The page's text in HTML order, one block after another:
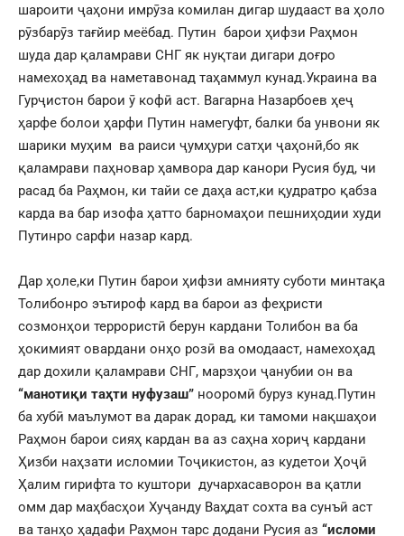
шароити ҷаҳони имрӯза комилан дигар шудааст ва ҳоло
рӯзбарӯз тағйир меёбад. Путин барои ҳифзи Раҳмон
шуда дар қаламрави СНГ як нуқтаи дигари доғро
намехоҳад ва наметавонад таҳаммул кунад.Украина ва
Гурҷистон барои ӯ кофӣ аст. Вагарна Назарбоев ҳеҷ
ҳарфе болои ҳарфи Путин намегуфт, балки ба унвони як
шарики муҳим ва раиси ҷумҳури сатҳи ҷаҳонӣ,бо як
қаламрави паҳновар ҳамвора дар канори Русия буд, чи
расад ба Раҳмон, ки тайи се даҳа аст,ки қудратро қабза
карда ва бар изофа ҳатто барномаҳои пешниҳодии худи
Путинро сарфи назар кард.
Дар ҳоле,ки Путин барои ҳифзи амнияту суботи минтақа
Толибонро эътироф кард ва барои аз феҳристи
созмонҳои террористӣ берун кардани Толибон ва ба
ҳокимият овардани онҳо розӣ ва омодааст, намехоҳад
дар дохили қаламрави СНГ, марзҳои ҷанубии он ва
“манотиқи таҳти нуфузаш” нооромӣ буруз кунад.Путин
ба хубӣ маълумот ва дарак дорад, ки тамоми нақшаҳои
Раҳмон барои сияҳ кардан ва аз саҳна хориҷ кардани
Ҳизби наҳзати исломии Тоҷикистон, аз кудетои Ҳоҷӣ
Ҳалим гирифта то куштори дучархасаворон ва қатли
омм дар маҳбасҳои Хуҷанду Ваҳдат сохта ва сунъӣ аст
ва танҳо ҳадафи Раҳмон тарс додани Русия аз “исломи